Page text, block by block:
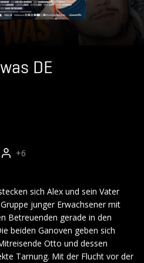
DE
+6
sich Alex und sein Vater
junger Erwachsener mit
Betreuenden gerade in den
beiden Ganoven geben sich
Otto und dessen
Tarnung. Mit der Flucht vor der